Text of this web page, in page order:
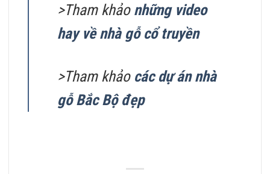
>Tham khảo những video
hay về nhà gỗ cổ truyền
>Tham khảo các dự án nhà
gỗ Bắc Bộ đẹp